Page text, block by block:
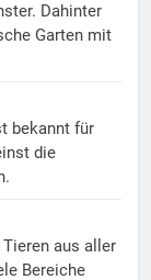
Dahinter
Garten mit
bekannt für
die
aus aller
Bereiche